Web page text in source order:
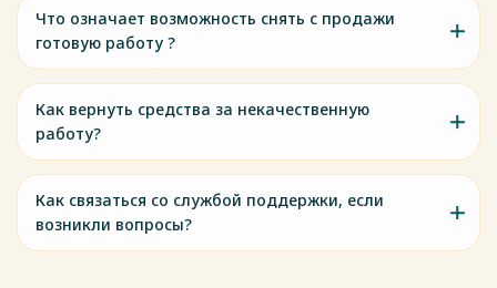
Что означает возможность снять с продажи
готовую работу ?
Как вернуть средства за некачественную
работу?
Как связаться со службой поддержки, если
возникли вопросы?